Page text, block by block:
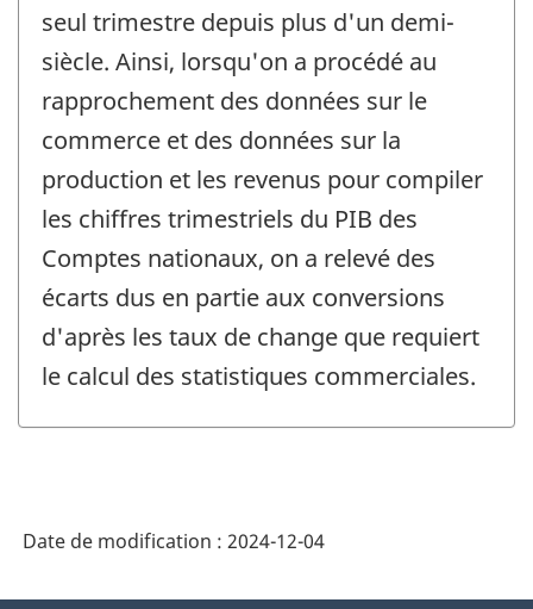
seul trimestre depuis plus d'un demi-
siècle. Ainsi, lorsqu'on a procédé au
rapprochement des données sur le
commerce et des données sur la
production et les revenus pour compiler
les chiffres trimestriels du PIB des
Comptes nationaux, on a relevé des
écarts dus en partie aux conversions
d'après les taux de change que requiert
le calcul des statistiques commerciales.
Date de modification : 2024-12-04